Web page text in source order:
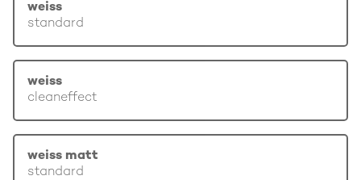
weiss
standard
weiss
cleaneffect
weiss matt
standard